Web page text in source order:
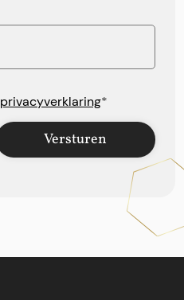
privacyverklaring*
Versturen